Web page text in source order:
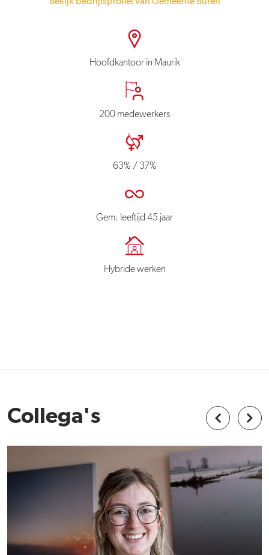
Hoofdkantoor in Maurik
200 medewerkers
63% / 37%
Gem. leeftijd 45 jaar
Hybride werken
Collega's